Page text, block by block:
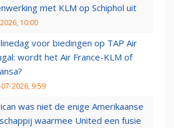
met KLM op Schiphol uit
10:00
voor biedingen op TAP Air
wordt het Air France-KLM of
2026, 9:59
was niet de enige Amerikaanse
waarmee United een fusie